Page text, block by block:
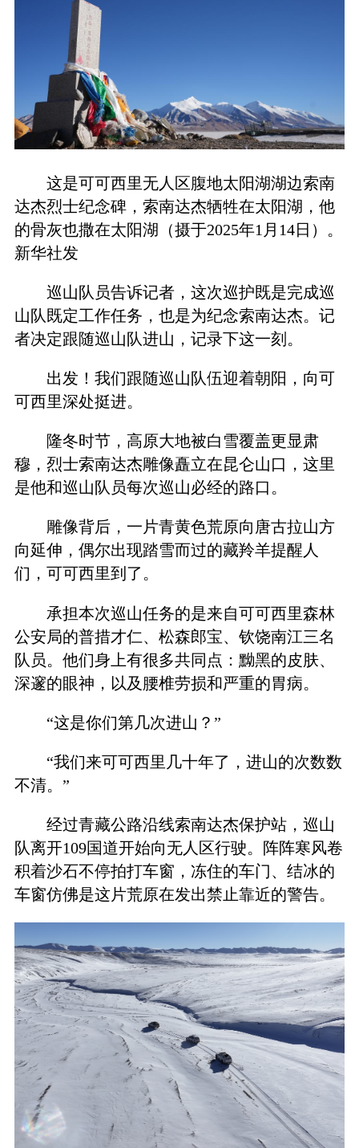
这是可可西里无人区腹地太阳湖湖边索南
达杰烈士纪念碑，索南达杰牺牲在太阳湖，他
的骨灰也撒在太阳湖（摄于2025年1月14日）。
新华社发
巡山队员告诉记者，这次巡护既是完成巡
山队既定工作任务，也是为纪念索南达杰。记
者决定跟随巡山队进山，记录下这一刻。
出发！我们跟随巡山队伍迎着朝阳，向可
可西里深处挺进。
隆冬时节，高原大地被白雪覆盖更显肃
穆，烈士索南达杰雕像矗立在昆仑山口，这里
是他和巡山队员每次巡山必经的路口。
雕像背后，一片青黄色荒原向唐古拉山方
向延伸，偶尔出现踏雪而过的藏羚羊提醒人
们，可可西里到了。
承担本次巡山任务的是来自可可西里森林
公安局的普措才仁、松森郎宝、钦饶南江三名
队员。他们身上有很多共同点：黝黑的皮肤、
深邃的眼神，以及腰椎劳损和严重的胃病。
“这是你们第几次进山？”
“我们来可可西里几十年了，进山的次数数
不清。”
经过青藏公路沿线索南达杰保护站，巡山
队离开109国道开始向无人区行驶。阵阵寒风卷
积着沙石不停拍打车窗，冻住的车门、结冰的
车窗仿佛是这片荒原在发出禁止靠近的警告。